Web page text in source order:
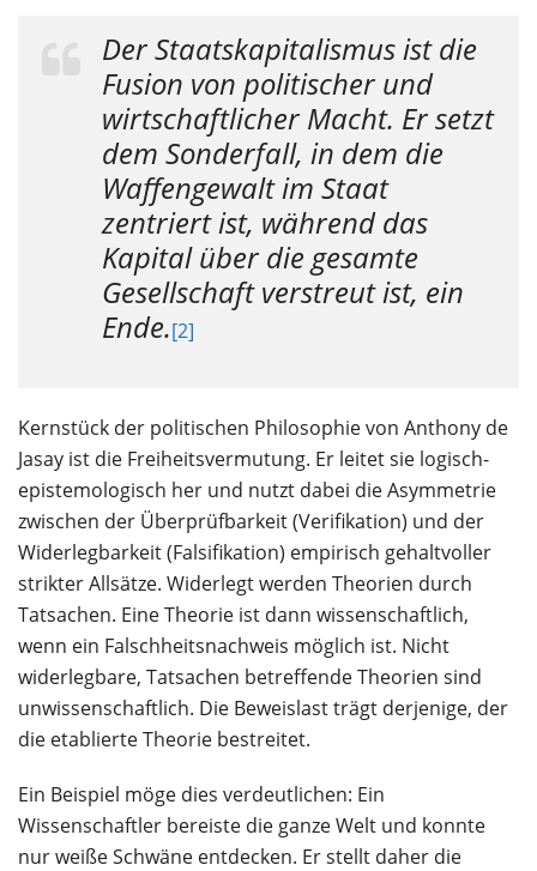
Der Staatskapitalismus ist die
Fusion von politischer und
wirtschaftlicher Macht. Er setzt
dem Sonderfall, in dem die
Waffengewalt im Staat
zentriert ist, während das
Kapital über die gesamte
Gesellschaft verstreut ist, ein
Ende.[2]
Kernstück der politischen Philosophie von Anthony de
Jasay ist die Freiheitsvermutung. Er leitet sie logisch-
epistemologisch her und nutzt dabei die Asymmetrie
zwischen der Überprüfbarkeit (Verifikation) und der
Widerlegbarkeit (Falsifikation) empirisch gehaltvoller
strikter Allsätze. Widerlegt werden Theorien durch
Tatsachen. Eine Theorie ist dann wissenschaftlich,
wenn ein Falschheitsnachweis möglich ist. Nicht
widerlegbare, Tatsachen betreffende Theorien sind
unwissenschaftlich. Die Beweislast trägt derjenige, der
die etablierte Theorie bestreitet.
Ein Beispiel möge dies verdeutlichen: Ein
Wissenschaftler bereiste die ganze Welt und konnte
nur weiße Schwäne entdecken. Er stellt daher die